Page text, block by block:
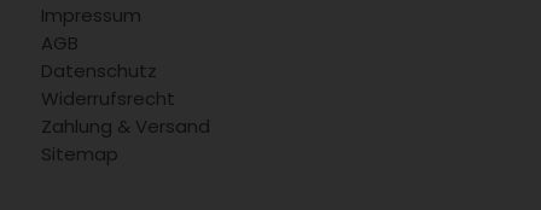
Impressum
AGB
Datenschutz
Widerrufsrecht
Zahlung & Versand
Sitemap